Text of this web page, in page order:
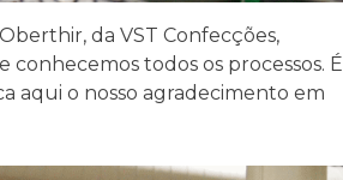
da VST Confecções,
todos os processos. É
aqui o nosso agradecimento em